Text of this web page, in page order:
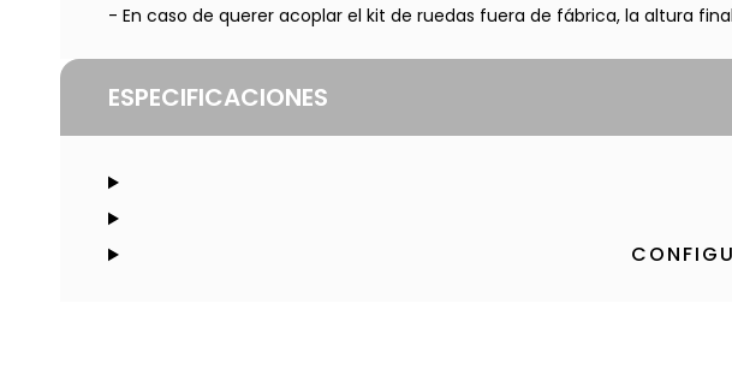
- En caso de querer acoplar el kit de ruedas fuera de fábrica, la altura
ESPECIFICACIONES